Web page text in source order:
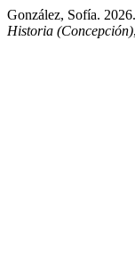
González, Sofía.
Historia (Concepción)